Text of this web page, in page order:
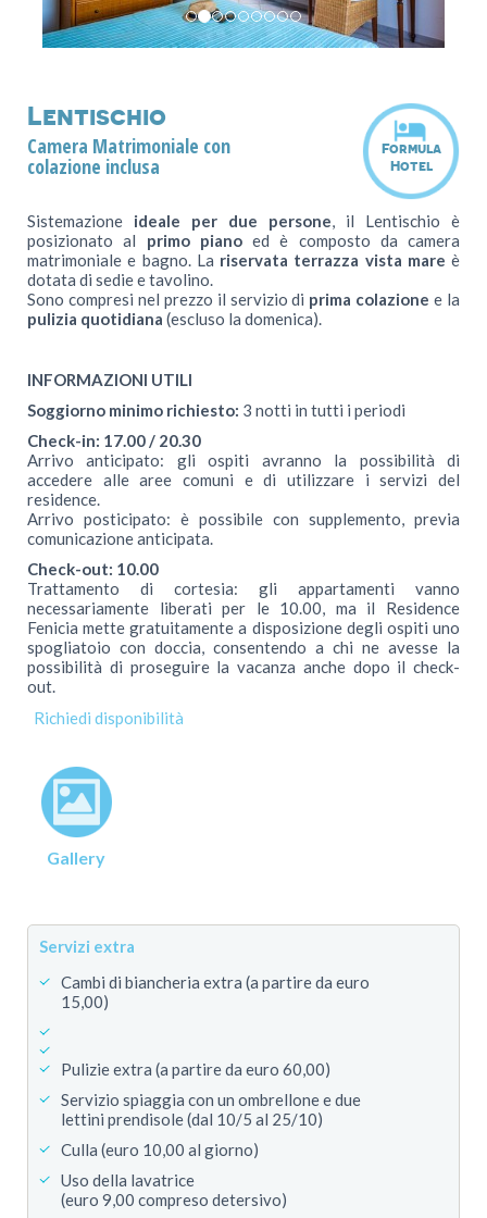
Villasimius
Spiagge
Offerte Last Minute
+39 347 25 81 249
Lentischio
Camera Matrimoniale con
colazione inclusa
Formula
Hotel
Sistemazione ideale per due persone, il Lentischio è
posizionato al primo pianoed è composto da camera
matrimoniale e bagno. La riservata terrazza vista mare è
dotata di sedie e tavolino.
Sono compresi nel prezzo il servizio di prima colazione e la
pulizia quotidiana (escluso la domenica).
INFORMAZIONI UTILI
Soggiorno minimo richiesto: 3 notti in tutti i periodi
Check-in: 17.00 / 20.30
Arrivo anticipato: gli ospiti avranno la possibilità di
accedere alle aree comuni e di utilizzare i servizi del
residence.
Arrivo posticipato: è possibile con supplemento, previa
comunicazione anticipata.
Check-out: 10.00
Trattamento di cortesia: gli appartamenti vanno
necessariamente liberati per le 10.00, ma il Residence
Fenicia mette gratuitamente a disposizione degli ospiti uno
spogliatoio con doccia, consentendo a chi ne avesse la
possibilità di proseguire la vacanza anche dopo il check-
out.
Gallery
Servizi extra
Cambi di biancheria extra (a partire da euro
15,00)
Pulizie extra (a partire da euro 60,00)
Servizio spiaggia con un ombrellone e due
lettini prendisole (dal 10/5 al 25/10)
Culla (euro 10,00 al giorno)
Uso della lavatrice
(euro 9,00 compreso detersivo)